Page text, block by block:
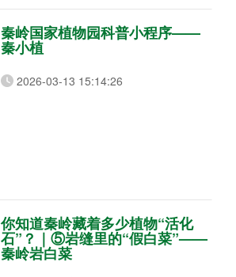
秦岭国家植物园科普小程序——
秦小植
2026-03-13 15:14:26
你知道秦岭藏着多少植物“活化
石”？｜⑤岩缝里的“假白菜”——
秦岭岩白菜